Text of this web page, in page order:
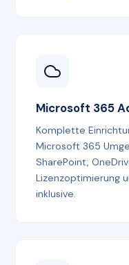
Microsoft 365
Komplette
Microsoft 365
SharePoint,
Lizenzoptimierung
inklusive.